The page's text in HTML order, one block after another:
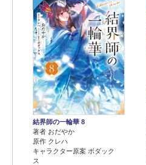
結界師の一輪華 8
著者 おだやか
原作 クレハ
キャラクター原案 ボダック
ス